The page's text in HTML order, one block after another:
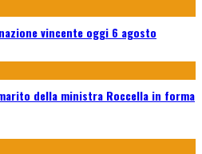
vincente oggi 6 agosto
della ministra Roccella in forma